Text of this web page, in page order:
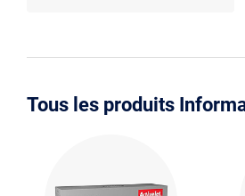
Tous les produits